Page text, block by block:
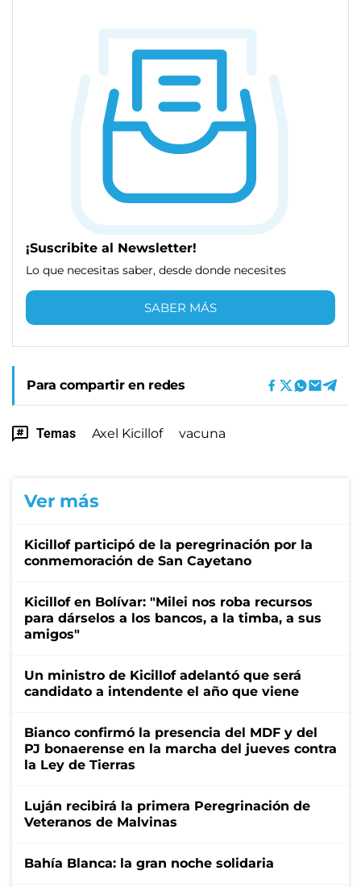
¡Suscribite al Newsletter!
Lo que necesitas saber, desde donde necesites
SABER MÁS
Para compartir en redes
Temas Axel Kicillof vacuna
Ver más
Kicillof participó de la peregrinación por la
conmemoración de San Cayetano
Kicillof en Bolívar: "Milei nos roba recursos
para dárselos a los bancos, a la timba, a sus
amigos"
Un ministro de Kicillof adelantó que será
candidato a intendente el año que viene
Bianco confirmó la presencia del MDF y del
PJ bonaerense en la marcha del jueves contra
la Ley de Tierras
Luján recibirá la primera Peregrinación de
Veteranos de Malvinas
Bahía Blanca: la gran noche solidaria